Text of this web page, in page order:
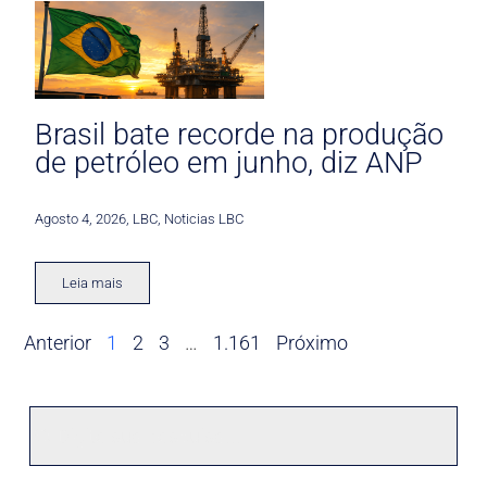
Brasil bate recorde na produção
de petróleo em junho, diz ANP
Agosto 4, 2026 LBC Noticias LBC
Leia mais
Anterior 1 2 3 … 1.161 Próximo